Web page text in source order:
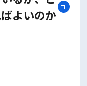
よいのか